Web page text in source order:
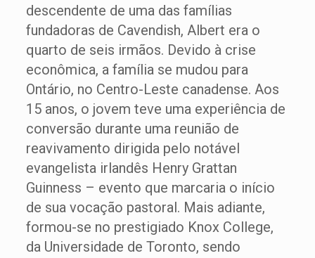
descendente de uma das famílias
fundadoras de Cavendish, Albert era o
quarto de seis irmãos. Devido à crise
econômica, a família se mudou para
Ontário, no Centro-Leste canadense. Aos
15 anos, o jovem teve uma experiência de
conversão durante uma reunião de
reavivamento dirigida pelo notável
evangelista irlandês Henry Grattan
Guinness – evento que marcaria o início
de sua vocação pastoral. Mais adiante,
formou-se no prestigiado Knox College,
da Universidade de Toronto, sendo